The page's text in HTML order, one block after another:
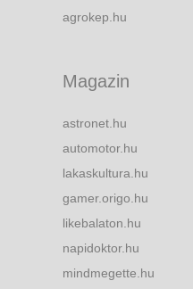
agrokep.hu
Magazin
astronet.hu
automotor.hu
lakaskultura.hu
gamer.origo.hu
likebalaton.hu
napidoktor.hu
mindmegette.hu